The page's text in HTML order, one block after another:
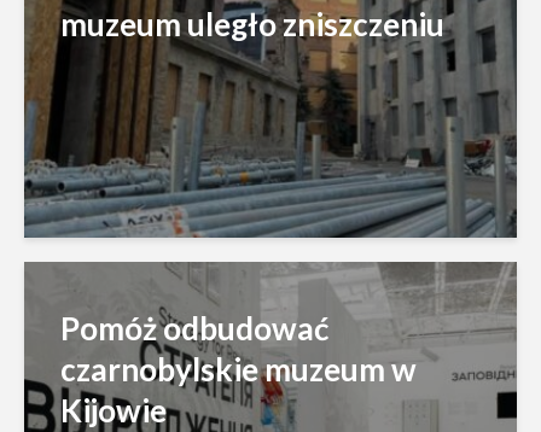
muzeum uległo zniszczeniu
Pomóż odbudować
czarnobylskie muzeum w
Kijowie